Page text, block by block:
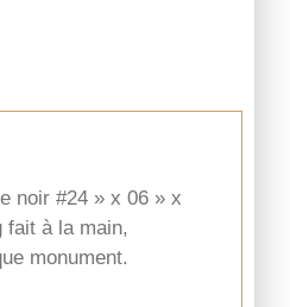
noir #24 » x 06 » x
fait à la main,
monument.